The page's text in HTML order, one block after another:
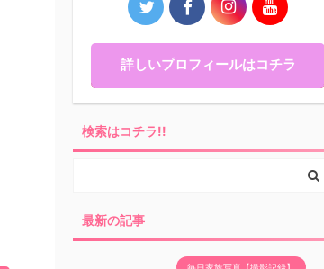
詳しいプロフィールはコチラ
検索はコチラ!!
最新の記事